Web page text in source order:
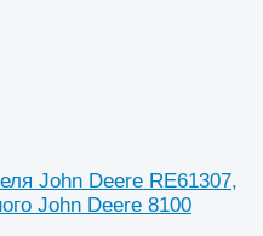
John Deere RE61307,
John Deere 8100